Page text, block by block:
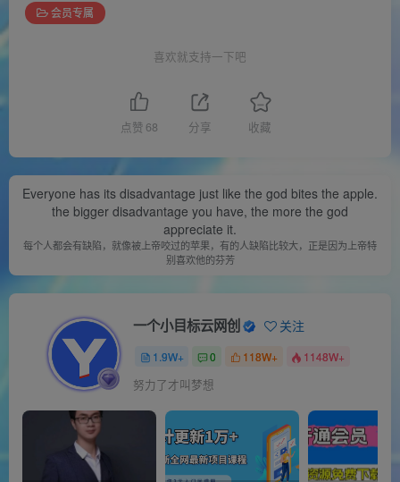
会员专属
喜欢就支持一下吧
点赞 68 分享 收藏
Everyone has its disadvantage just like the god bites the apple.
the bigger disadvantage you have, the more the god
appreciate it.
每个人都会有缺陷，就像被上帝咬过的苹果，有的人缺陷比较大，正是因为上帝特
别喜欢他的芬芳
一个小目标云网创 关注
1.9W+ 0 118W+ 1148W+
努力了才叫梦想